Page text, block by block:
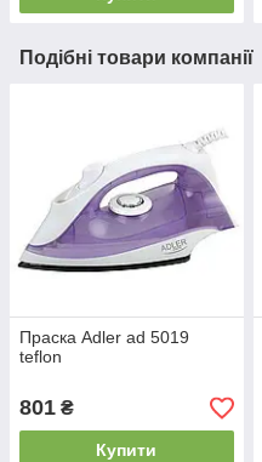
Подібні товари компанії
Праска Adler ad 5019
teflon
801 ₴
Купити